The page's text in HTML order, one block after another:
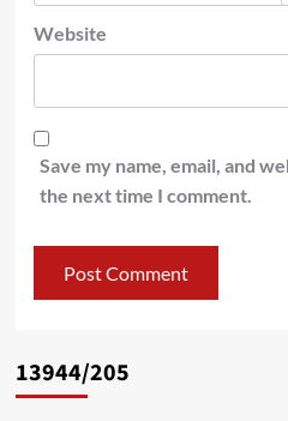
Website
Save my name, email, and
the next time I comment.
13944/205